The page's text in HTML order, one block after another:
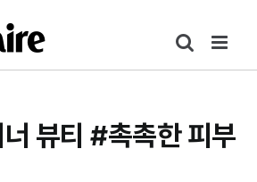
뷰티 #촉촉한 피부